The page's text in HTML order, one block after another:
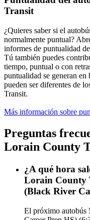
Transit
¿Quieres saber si el
normalmente puntual?
informes de puntualidad
Tú también puedes
tiempo, puntual o con
puntualidad se generan en
pueden ser diferentes de
Transit.
Más información sobre
Preguntas
Lorain County
¿A qué hora
Lorain County
(Black River
El próximo autobús